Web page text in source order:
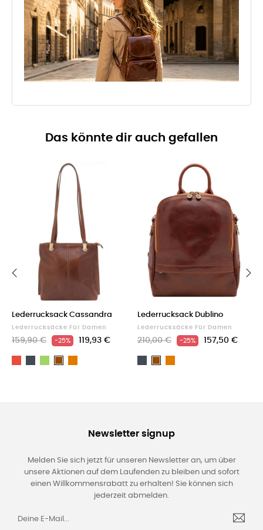
Das könnte dir auch gefallen
Lederrucksack Cassandra
Lederrucksäcke Für Damen
159,90 € -25% 119,93 €
Lederrucksack Dublino
Lederrucksäcke Für Damen
210,00 € -25% 157,50 €
Newsletter signup
Melden Sie sich jetzt für unseren Newsletter an, um über
unsere Aktionen auf dem Laufenden zu bleiben und sofort
einen Willkommensrabatt zu erhalten! Sie können sich
jederzeit abmelden.